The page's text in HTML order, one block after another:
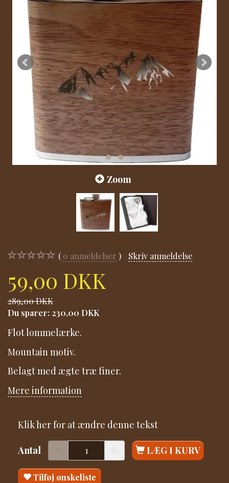
Zoom
0 anmeldelser Skriv anmeldelse
59,00 DKK
289,00 DKK
Du sparer: 230,00 DKK
Flot lommelærke.
Mountain motiv.
Belagt med ægte træ finer.
Mere information
Klik her for at ændre denne tekst
Antal LÆG I KURV
Tilføj ønskeliste